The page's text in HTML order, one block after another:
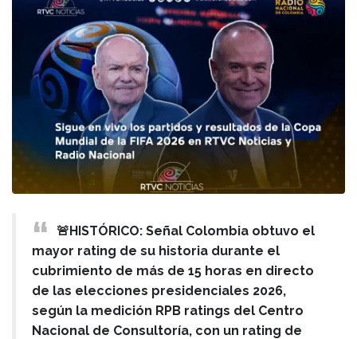
🚨HISTÓRICO: Señal Colombia obtuvo el
mayor rating de su historia durante el
cubrimiento de más de 15 horas en directo
de las elecciones presidenciales 2026,
según la medición RPB ratings del Centro
Nacional de Consultoría, con un rating de